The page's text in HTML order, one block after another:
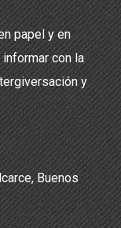
papel y en
con la
y
Buenos